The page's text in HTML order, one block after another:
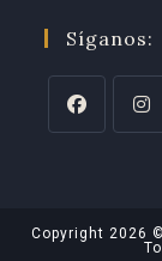
Síganos:
Copyright 2026